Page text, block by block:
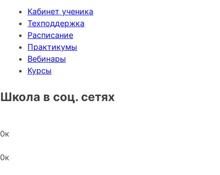
Кабинет ученика
Техподдержка
Расписание
Практикумы
Вебинары
Курсы
Школа в соц. сетях
0к
0к